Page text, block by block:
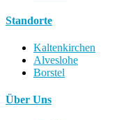
Standorte
Kaltenkirchen
Alveslohe
Borstel
Über Uns